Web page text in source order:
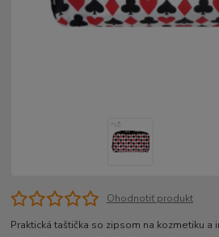
Ohodnotiť produkt
Praktická taštička so zipsom na kozmetiku a